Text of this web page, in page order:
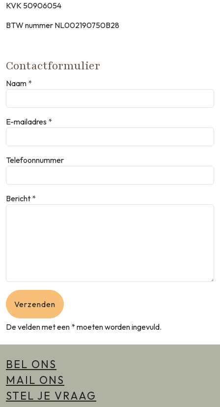
KVK 50906054
BTW nummer NL002190750B28
Contactformulier
Naam
E-mailadres
Telefoonnummer
Bericht
De velden met een * moeten worden ingevuld.
BEL ONS
MAIL ONS
STEL JE VRAAG